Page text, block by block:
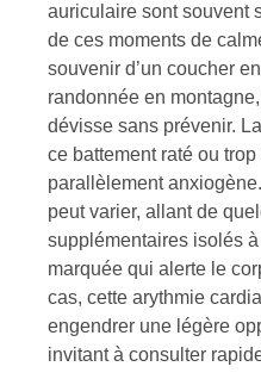
auriculaire sont souvent
de ces moments de
souvenir d’un coucher
randonnée en
dévisse sans prévenir.
ce battement raté ou
parallèlement
peut varier, allant de
supplémentaires isolés
marquée qui alerte le
cas, cette arythmie
engendrer une légère
invitant à consulter